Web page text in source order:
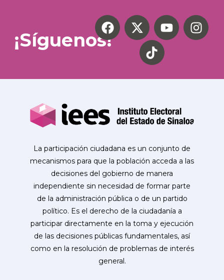
¡Síguenos!
La participación ciudadana es un conjunto de
mecanismos para que la población acceda a las
decisiones del gobierno de manera
independiente sin necesidad de formar parte
de la administración pública o de un partido
político. Es el derecho de la ciudadanía a
participar directamente en la toma y ejecución
de las decisiones públicas fundamentales, así
como en la resolución de problemas de interés
general.